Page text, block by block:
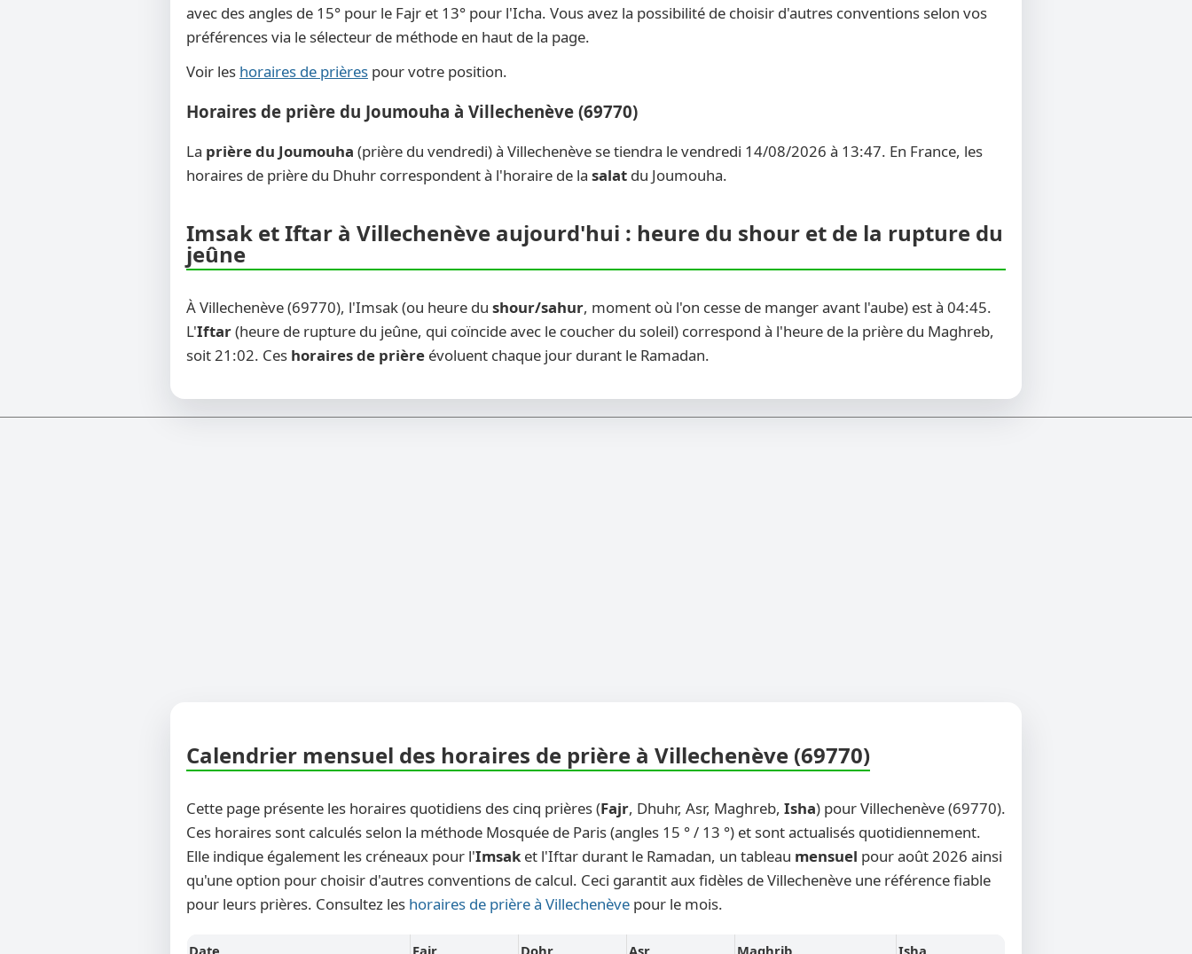
avec des angles de 15° pour le Fajr et 13° pour l'Icha. Vous avez la possibilité de choisir d'autres conventions selon vos
préférences via le sélecteur de méthode en haut de la page.
Voir les horaires de prières pour votre position.
Horaires de prière du Joumouha à Villechenève (69770)
La prière du Joumouha (prière du vendredi) à Villechenève se tiendra le vendredi 14/08/2026 à 13:47. En France, les
horaires de prière du Dhuhr correspondent à l'horaire de la salat du Joumouha.
Imsak et Iftar à Villechenève aujourd'hui : heure du shour et de la rupture du
jeûne
À Villechenève (69770), l'Imsak (ou heure du shour/sahur, moment où l'on cesse de manger avant l'aube) est à 04:45.
L'Iftar(heure de rupture du jeûne, qui coïncide avec le coucher du soleil) correspond à l'heure de la prière du Maghreb,
soit 21:02. Ces horaires de prière évoluent chaque jour durant le Ramadan.
Calendrier mensuel des horaires de prière à Villechenève (69770)
Cette page présente les horaires quotidiens des cinq prières (Fajr, Dhuhr, Asr, Maghreb, Isha) pour Villechenève (69770).
Ces horaires sont calculés selon la méthode Mosquée de Paris (angles 15 ° / 13 °) et sont actualisés quotidiennement.
Elle indique également les créneaux pour l'Imsak et l'Iftar durant le Ramadan, un tableau mensuel pour août 2026 ainsi
qu'une option pour choisir d'autres conventions de calcul. Ceci garantit aux fidèles de Villechenève une référence fiable
pour leurs prières. Consultez les horaires de prière à Villechenève pour le mois.